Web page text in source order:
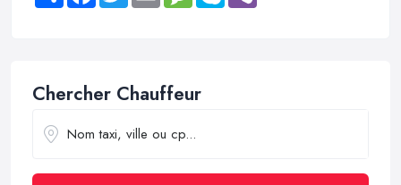
Chercher Chauffeur